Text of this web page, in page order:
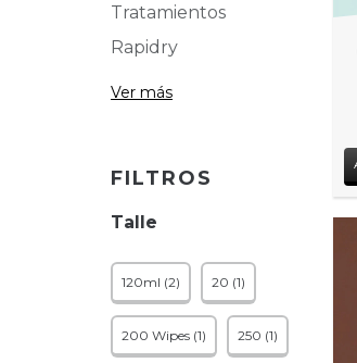
Tratamientos
Rapidry
Ver más
FILTROS
Talle
120ml (2) 20 (1)
200 Wipes (1) 250 (1)